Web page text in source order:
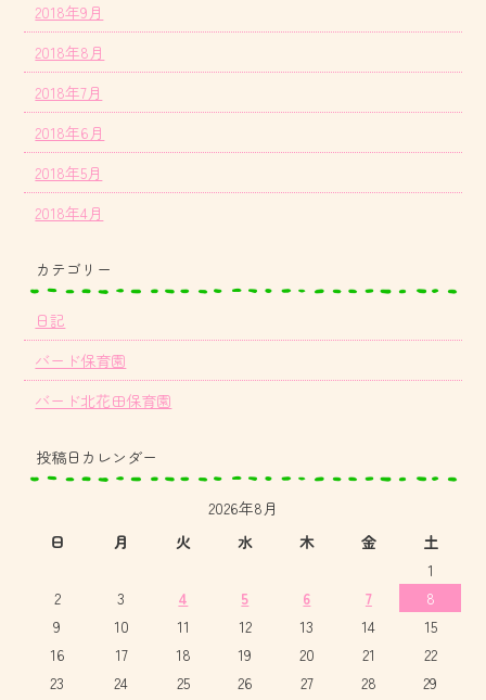
2018年9月
2018年8月
2018年7月
2018年6月
2018年5月
2018年4月
カテゴリー
日記
バード保育園
バード北花田保育園
投稿日カレンダー
2026年8月
日
月 火 水 木 金
土
1
2
3 4 5 6 7
8
9
10 11 12 13 14
15
16
17 18 19 20 21
22
23
24 25 26 27 28 29